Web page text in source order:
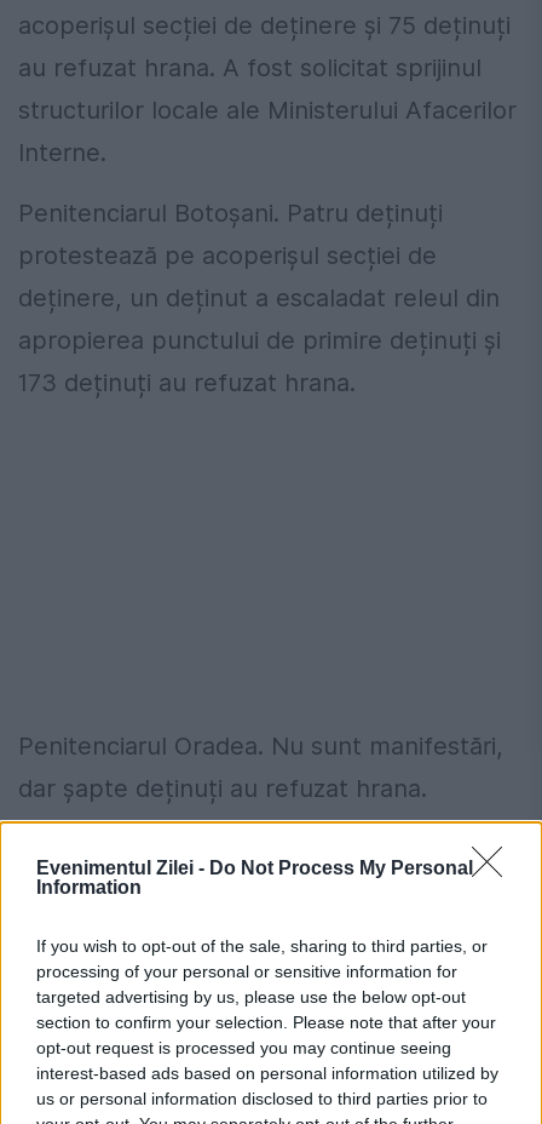
Evenimentul Zilei - Do Not Process My Personal
Information
If you wish to opt-out of the sale, sharing to third parties, or
processing of your personal or sensitive information for
targeted advertising by us, please use the below opt-out
section to confirm your selection. Please note that after your
opt-out request is processed you may continue seeing
interest-based ads based on personal information utilized by
us or personal information disclosed to third parties prior to
acoperișul secției de deținere și 75 deținuți
au refuzat hrana. A fost solicitat sprijinul
structurilor locale ale Ministerului Afacerilor
Interne.
Penitenciarul Botoșani. Patru deținuți
protestează pe acoperișul secției de
deținere, un deținut a escaladat releul din
apropierea punctului de primire deținuți și
173 deținuți au refuzat hrana.
Penitenciarul Oradea. Nu sunt manifestări,
dar șapte deținuți au refuzat hrana.
manifestări, dar deținuți au refuzat hrana.
Penitenciarul Vaslui. Nu sunt manifestări,
dar 62 deținuți au refuzat hrana.
Penitenciarul București Jilava. Fără
manifestări, iar trei deținuți au refuzat